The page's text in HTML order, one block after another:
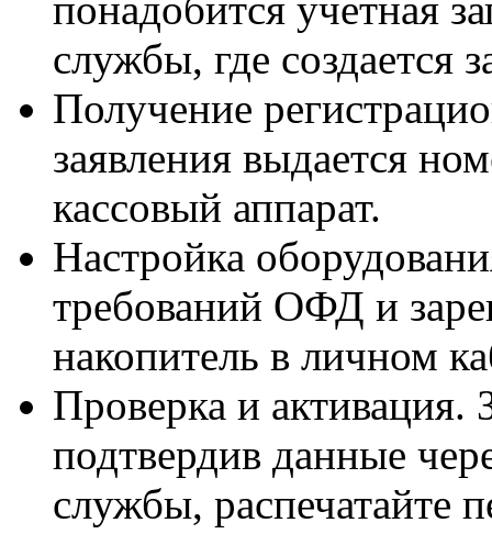
службы, где создается
Получение
заявления выдается
кассовый аппарат.
Настройка
требований ОФД и
накопитель в личном
Проверка и активация.
подтвердив данные
службы, распечатайте